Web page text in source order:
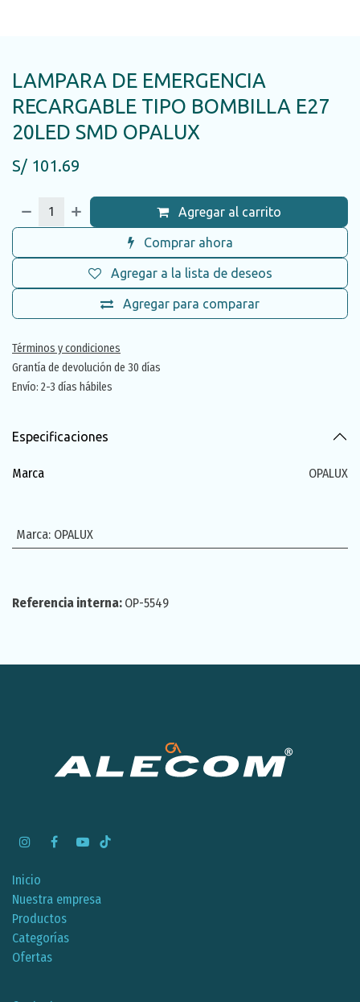
LAMPARA DE EMERGENCIA
RECARGABLE TIPO BOMBILLA E27
20LED SMD OPALUX
S/ 101.69
Agregar al carrito
Comprar ahora
Agregar para comparar
Agregar a la lista de deseos
Términos y condiciones
Grantía de devolución de 30 días
Envío: 2-3 días hábiles
Especificaciones
Marca OPALUX
Marca: OPALUX
Referencia interna: OP-5549
Inicio
Nuestra empresa
Productos
Categorías
Ofertas